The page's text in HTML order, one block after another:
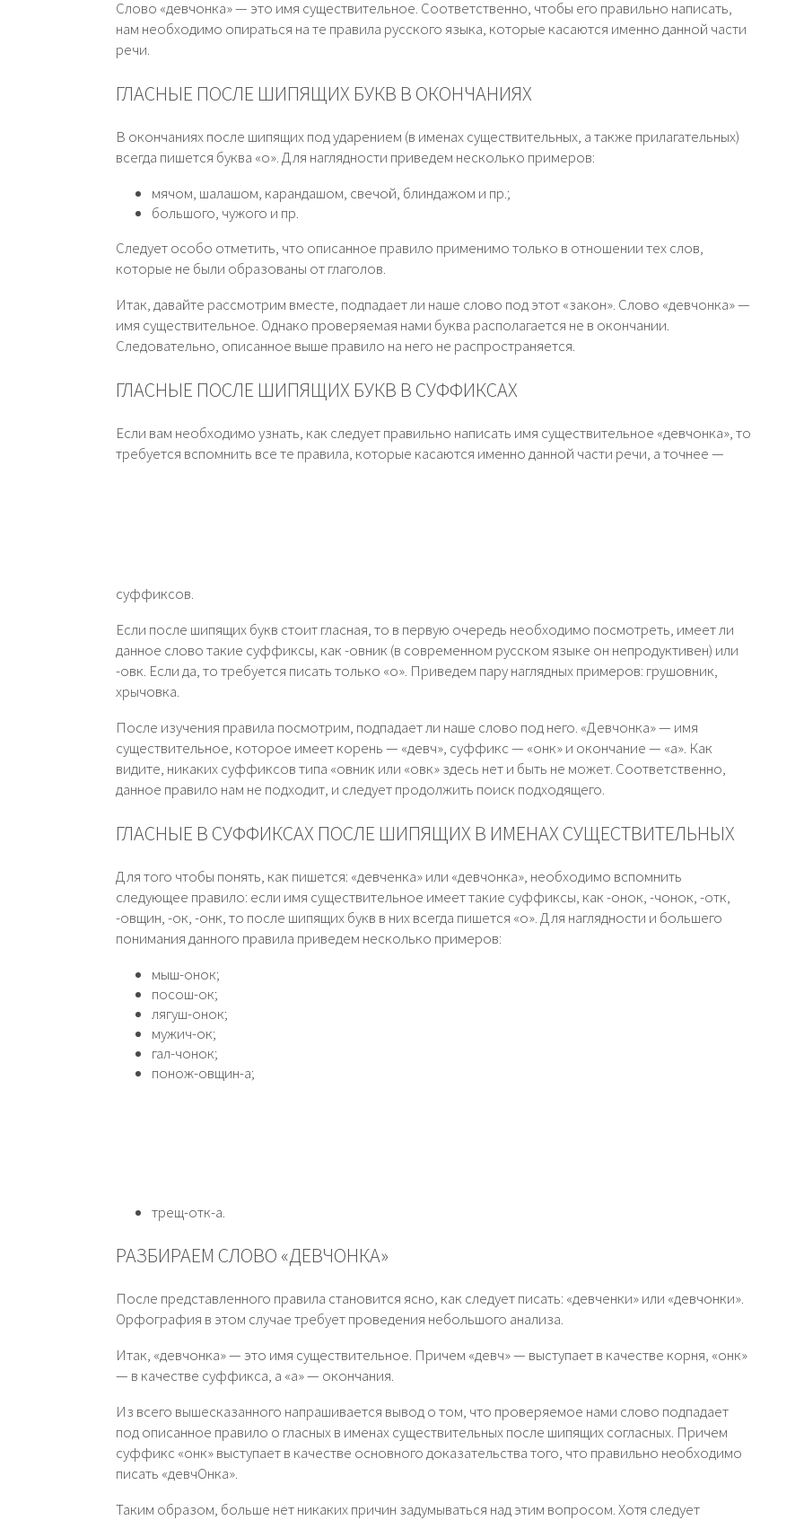
Слово «девчонка» — это имя существительное. Соответственно, чтобы его правильно написать,
нам необходимо опираться на те правила русского языка, которые касаются именно данной части
речи.
ГЛАСНЫЕ ПОСЛЕ ШИПЯЩИХ БУКВ В ОКОНЧАНИЯХ
В окончаниях после шипящих под ударением (в именах существительных, а также прилагательных)
всегда пишется буква «о». Для наглядности приведем несколько примеров:
мячом, шалашом, карандашом, свечой, блиндажом и пр.;
большого, чужого и пр.
Следует особо отметить, что описанное правило применимо только в отношении тех слов,
которые не были образованы от глаголов.
Итак, давайте рассмотрим вместе, подпадает ли наше слово под этот «закон». Слово «девчонка» —
имя существительное. Однако проверяемая нами буква располагается не в окончании.
Следовательно, описанное выше правило на него не распространяется.
ГЛАСНЫЕ ПОСЛЕ ШИПЯЩИХ БУКВ В СУФФИКСАХ
Если вам необходимо узнать, как следует правильно написать имя существительное «девчонка», то
требуется вспомнить все те правила, которые касаются именно данной части речи, а точнее —
суффиксов.
Если после шипящих букв стоит гласная, то в первую очередь необходимо посмотреть, имеет ли
данное слово такие суффиксы, как -овник (в современном русском языке он непродуктивен) или
-овк. Если да, то требуется писать только «о». Приведем пару наглядных примеров: грушовник,
хрычовка.
После изучения правила посмотрим, подпадает ли наше слово под него. «Девчонка» — имя
существительное, которое имеет корень — «девч», суффикс — «онк» и окончание — «а». Как
видите, никаких суффиксов типа «овник или «овк» здесь нет и быть не может. Соответственно,
данное правило нам не подходит, и следует продолжить поиск подходящего.
ГЛАСНЫЕ В СУФФИКСАХ ПОСЛЕ ШИПЯЩИХ В ИМЕНАХ СУЩЕСТВИТЕЛЬНЫХ
Для того чтобы понять, как пишется: «девченка» или «девчонка», необходимо вспомнить
следующее правило: если имя существительное имеет такие суффиксы, как -онок, -чонок, -отк,
-овщин, -ок, -онк, то после шипящих букв в них всегда пишется «о». Для наглядности и большего
понимания данного правила приведем несколько примеров:
мыш-онок;
посош-ок;
лягуш-онок;
мужич-ок;
гал-чонок;
понож-овщин-а;
трещ-отк-а.
РАЗБИРАЕМ СЛОВО «ДЕВЧОНКА»
После представленного правила становится ясно, как следует писать: «девченки» или «девчонки».
Орфография в этом случае требует проведения небольшого анализа.
Итак, «девчонка» — это имя существительное. Причем «девч» — выступает в качестве корня, «онк»
— в качестве суффикса, а «а» — окончания.
Из всего вышесказанного напрашивается вывод о том, что проверяемое нами слово подпадает
под описанное правило о гласных в именах существительных после шипящих согласных. Причем
суффикс «онк» выступает в качестве основного доказательства того, что правильно необходимо
писать «девчОнка».
Таким образом, больше нет никаких причин задумываться над этим вопросом. Хотя следует